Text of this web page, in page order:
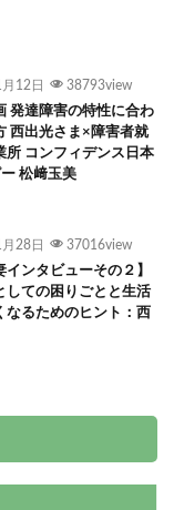
12日 38793view
発達障害の特性に合わ
西出光さま×障害者就
所 コンフィデンス日本
松﨑玉美
28日 37016view
インタビューその２】
しての困りごとと生活
なるためのヒント：西